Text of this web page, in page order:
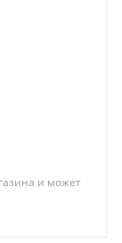
и может